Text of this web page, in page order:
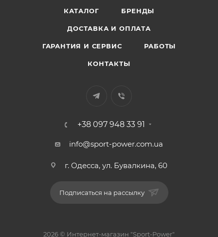
КАТАЛОГ БРЕНДЫ
ДОСТАВКА И ОПЛАТА
ГАРАНТИЯ И СЕРВИС РАБОТЫ
КОНТАКТЫ
+38 097 948 33 91
info@sport-power.com.ua
г. Одесса, ул. Бувалкина, 60
Подписаться на рассылку
2026 © Интернет-магазин "Sport-Power"